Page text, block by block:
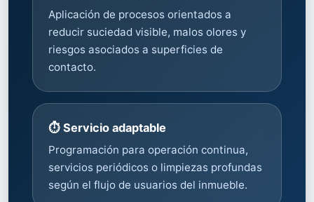
Aplicación de procesos orientados a
reducir suciedad visible, malos olores y
riesgos asociados a superficies de
contacto.
⏱️ Servicio adaptable
Programación para operación continua,
servicios periódicos o limpiezas profundas
según el flujo de usuarios del inmueble.